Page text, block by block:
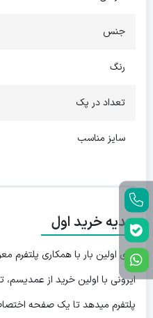
جنس
رنگ
تعداد در پک
سایز مناسب
هدیه خرید اول
برای اولین بار با همکاری
ایرونی با اولین خرید از
پلتفرم میدهد تا یک صفحه